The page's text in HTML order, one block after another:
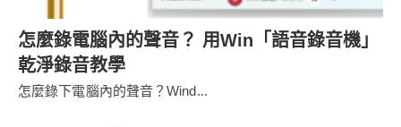
怎麼錄電腦內的聲音？ 用Win「語音錄音機」
乾淨錄音教學
怎麼錄下電腦內的聲音？Wind...